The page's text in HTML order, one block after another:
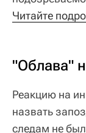
Читайте
"Облава"
Реакцию на
назвать
следам не